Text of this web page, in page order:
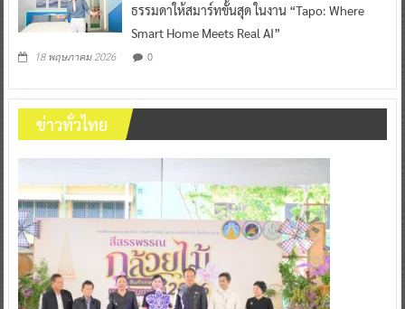
ธรรมดาให้สมาร์ทขั้นสุด ในงาน “Tapo: Where
Smart Home Meets Real AI”
18 พฤษภาคม 2026 0
ข่าวทั่วไทย